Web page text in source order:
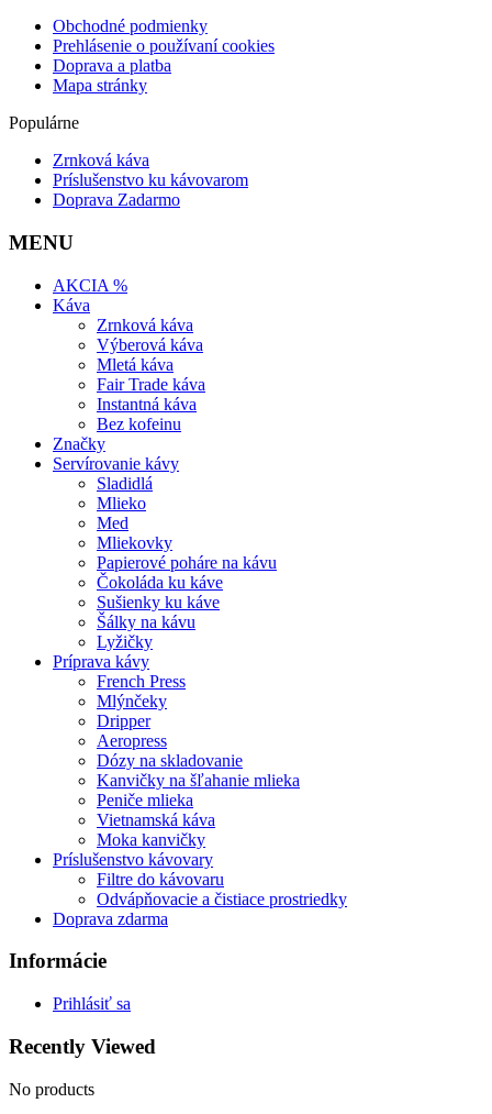
Obchodné podmienky
Prehlásenie o používaní cookies
Doprava a platba
Mapa stránky
Populárne
Zrnková káva
Príslušenstvo ku kávovarom
Doprava Zadarmo
MENU
AKCIA %
Káva
Zrnková káva
Výberová káva
Mletá káva
Fair Trade káva
Instantná káva
Bez kofeinu
Značky
Servírovanie kávy
Sladidlá
Mlieko
Med
Mliekovky
Papierové poháre na kávu
Čokoláda ku káve
Sušienky ku káve
Šálky na kávu
Lyžičky
Príprava kávy
French Press
Mlýnčeky
Dripper
Aeropress
Dózy na skladovanie
Kanvičky na šľahanie mlieka
Peniče mlieka
Vietnamská káva
Moka kanvičky
Príslušenstvo kávovary
Filtre do kávovaru
Odvápňovacie a čistiace prostriedky
Doprava zdarma
Informácie
Prihlásiť sa
Recently Viewed
No products